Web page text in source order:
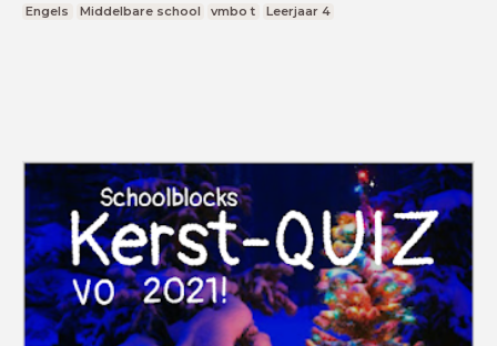
Engels Middelbare school vmbo t Leerjaar 4